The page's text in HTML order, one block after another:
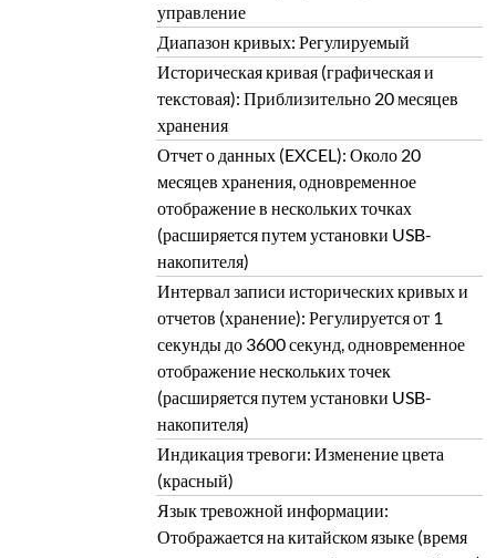
управление
Диапазон кривых: Регулируемый
Историческая кривая (графическая и
текстовая): Приблизительно 20 месяцев
хранения
Отчет о данных (EXCEL): Около 20
месяцев хранения, одновременное
отображение в нескольких точках
(расширяется путем установки USB-
накопителя)
Интервал записи исторических кривых и
отчетов (хранение): Регулируется от 1
секунды до 3600 секунд, одновременное
отображение нескольких точек
(расширяется путем установки USB-
накопителя)
Индикация тревоги: Изменение цвета
(красный)
Язык тревожной информации:
Отображается на китайском языке (время